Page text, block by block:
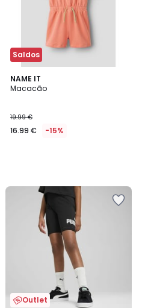
Saldos
NAME IT
Macacão
19.99 €
16.99 € -15%
Outlet